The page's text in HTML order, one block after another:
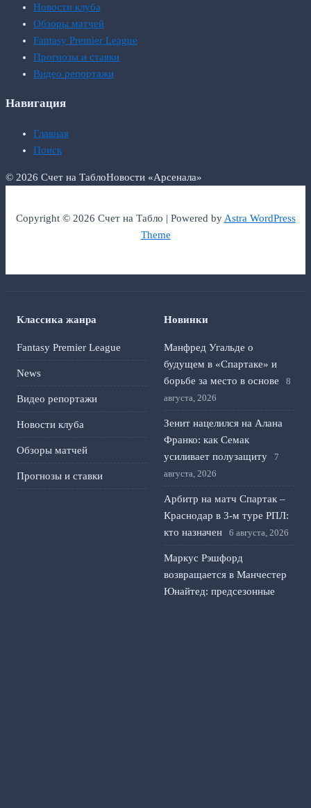
Новости клуба
Обзоры матчей
Fantasy Premier League
Прогнозы и ставки
Видео репортажи
Навигация
Главная
Поиск
© 2026 Счет на ТаблоНовости «Арсенала»
Copyright © 2026 Счет на Табло | Powered byAstra WordPress
Theme
Классика жанра
Fantasy Premier League
News
Видео репортажи
Новости клуба
Обзоры матчей
Прогнозы и ставки
Новинки
Манфред Угальде о
будущем в «Спартаке» и
борьбе за место в основе
8
августа, 2026
Зенит нацелился на Алана
Франко: как Семак
усиливает полузащиту
7
августа, 2026
Арбитр на матч Спартак –
Краснодар в 3-м туре РПЛ:
кто назначен
6 августа, 2026
Маркус Рэшфорд
возвращается в Манчестер
Юнайтед: предсезонные